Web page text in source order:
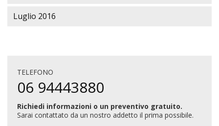
Luglio 2016
TELEFONO
06 94443880
Richiedi informazioni o un preventivo gratuito.
Sarai contattato da un nostro addetto il prima possibile.